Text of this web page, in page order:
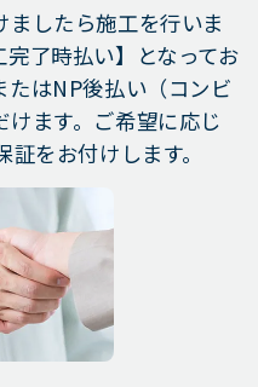
したら施工を行いま
了時払い】となってお
たはNP後払い（コンビ
ます。ご希望に応じ
をお付けします。